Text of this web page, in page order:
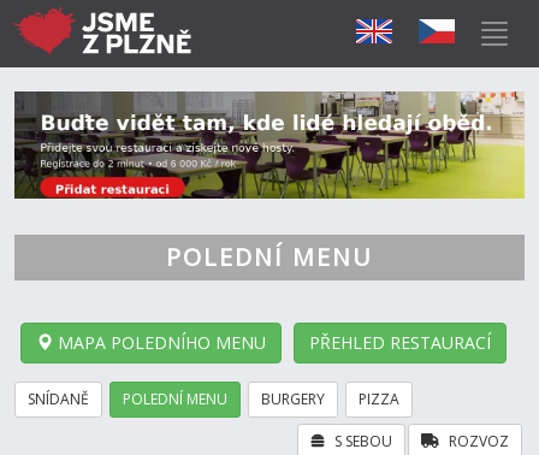
POLEDNÍ MENU
MAPA POLEDNÍHO MENU PŘEHLED RESTAURACÍ
SNÍDANĚ POLEDNÍ MENU BURGERY PIZZA
ROZVOZ
S SEBOU